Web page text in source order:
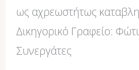
ως αχρεωστήτως
Δικηγορικό Γραφείο:
Συνεργάτες